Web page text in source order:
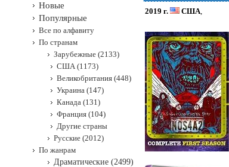
2019 г. США,
Новые
Популярные
Все по алфавиту
По странам
Зарубежные (2133)
США (1173)
Великобритания (448)
Украина (147)
Канада (131)
Франция (104)
Другие страны
Русские (2012)
По жанрам
Драматические (2499)